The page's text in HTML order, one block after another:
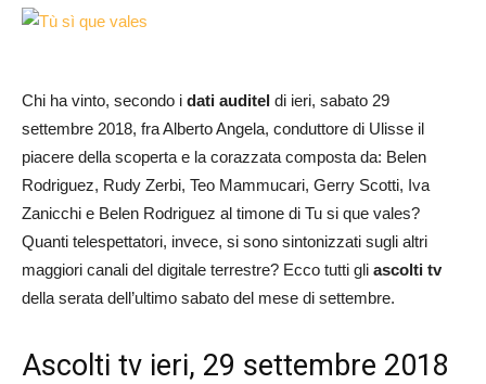
Chi ha vinto, secondo i dati auditel di ieri, sabato 29
settembre 2018, fra Alberto Angela, conduttore di Ulisse il
piacere della scoperta e la corazzata composta da: Belen
Rodriguez, Rudy Zerbi, Teo Mammucari, Gerry Scotti, Iva
Zanicchi e Belen Rodriguez al timone di Tu si que vales?
Quanti telespettatori, invece, si sono sintonizzati sugli altri
maggiori canali del digitale terrestre? Ecco tutti gli ascolti tv
della serata dell’ultimo sabato del mese di settembre.
Ascolti tv ieri, 29 settembre 2018